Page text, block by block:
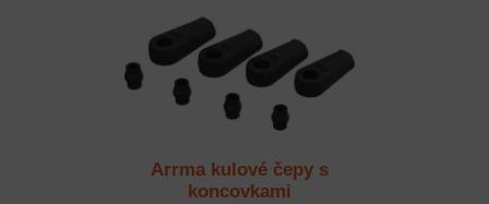
Arrma kulové čepy s
koncovkami